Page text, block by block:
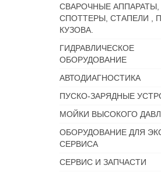
СВАРОЧНЫЕ АППАРАТЫ,
СПОТТЕРЫ, СТАПЕЛИ ,
КУЗОВА.
ГИДРАВЛИЧЕСКОЕ
ОБОРУДОВАНИЕ
АВТОДИАГНОСТИКА
ПУСКО-ЗАРЯДНЫЕ
МОЙКИ ВЫСОКОГО
ОБОРУДОВАНИЕ ДЛЯ
СЕРВИСА
СЕРВИС И ЗАПЧАСТИ